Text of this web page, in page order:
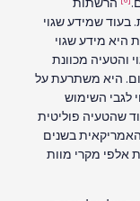
בעוד שמידע שגוי
היא מידע שגוי
והטעיה מכוונת
היא משתרעת על
לגבי השימוש
במהלך מגפת הקוביד-19. בעוד שהטעיה פוליטית
בשנים
אלפי מקרי מוות